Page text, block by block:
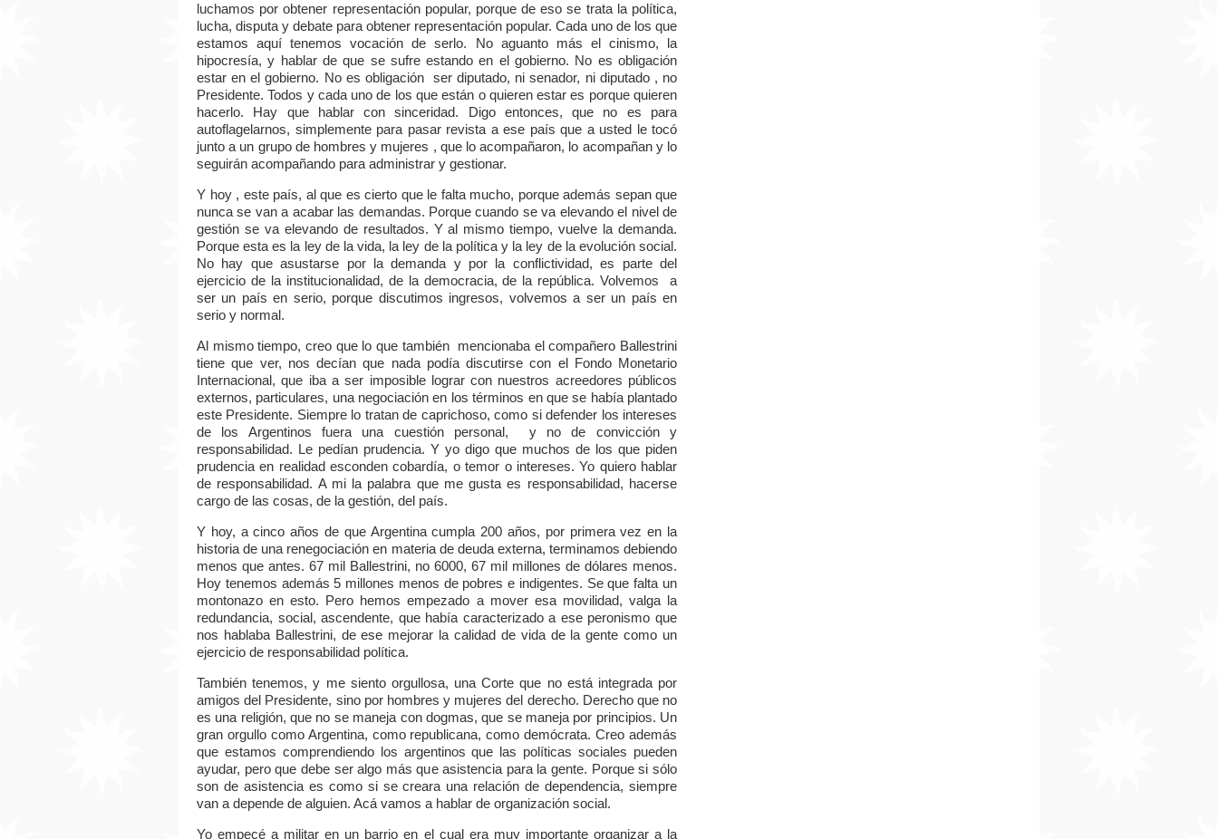
luchamos por obtener representación popular, porque de eso se trata la política,
lucha, disputa y debate para obtener representación popular. Cada uno de los que
estamos aquí tenemos vocación de serlo. No aguanto más el cinismo, la
hipocresía, y hablar de que se sufre estando en el gobierno. No es obligación
estar en el gobierno. No es obligación ser diputado, ni senador, ni diputado , no
Presidente. Todos y cada uno de los que están o quieren estar es porque quieren
hacerlo. Hay que hablar con sinceridad. Digo entonces, que no es para
autoflagelarnos, simplemente para pasar revista a ese país que a usted le tocó
junto a un grupo de hombres y mujeres , que lo acompañaron, lo acompañan y lo
seguirán acompañando para administrar y gestionar.
Y hoy , este país, al que es cierto que le falta mucho, porque además sepan que
nunca se van a acabar las demandas. Porque cuando se va elevando el nivel de
gestión se va elevando de resultados. Y al mismo tiempo, vuelve la demanda.
Porque esta es la ley de la vida, la ley de la política y la ley de la evolución social.
No hay que asustarse por la demanda y por la conflictividad, es parte del
ejercicio de la institucionalidad, de la democracia, de la república. Volvemos a
ser un país en serio, porque discutimos ingresos, volvemos a ser un país en
serio y normal.
Al mismo tiempo, creo que lo que también mencionaba el compañero Ballestrini
tiene que ver, nos decían que nada podía discutirse con el Fondo Monetario
Internacional, que iba a ser imposible lograr con nuestros acreedores públicos
externos, particulares, una negociación en los términos en que se había plantado
este Presidente. Siempre lo tratan de caprichoso, como si defender los intereses
de los Argentinos fuera una cuestión personal, y no de convicción y
responsabilidad. Le pedían prudencia. Y yo digo que muchos de los que piden
prudencia en realidad esconden cobardía, o temor o intereses. Yo quiero hablar
de responsabilidad. A mi la palabra que me gusta es responsabilidad, hacerse
cargo de las cosas, de la gestión, del país.
Y hoy, a cinco años de que Argentina cumpla 200 años, por primera vez en la
historia de una renegociación en materia de deuda externa, terminamos debiendo
menos que antes. 67 mil Ballestrini, no 6000, 67 mil millones de dólares menos.
Hoy tenemos además 5 millones menos de pobres e indigentes. Se que falta un
montonazo en esto. Pero hemos empezado a mover esa movilidad, valga la
redundancia, social, ascendente, que había caracterizado a ese peronismo que
nos hablaba Ballestrini, de ese mejorar la calidad de vida de la gente como un
ejercicio de responsabilidad política.
También tenemos, y me siento orgullosa, una Corte que no está integrada por
amigos del Presidente, sino por hombres y mujeres del derecho. Derecho que no
es una religión, que no se maneja con dogmas, que se maneja por principios. Un
gran orgullo como Argentina, como republicana, como demócrata. Creo además
que estamos comprendiendo los argentinos que las políticas sociales pueden
ayudar, pero que debe ser algo más que asistencia para la gente. Porque si sólo
son de asistencia es como si se creara una relación de dependencia, siempre
van a depende de alguien. Acá vamos a hablar de organización social.
Yo empecé a militar en un barrio en el cual era muy importante organizar a la